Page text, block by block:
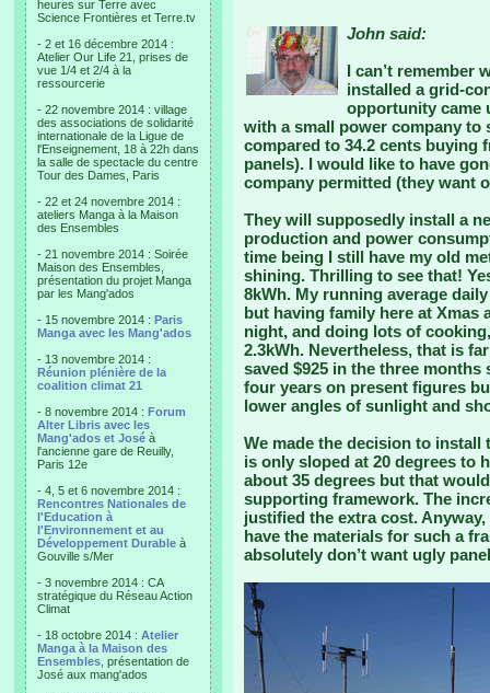
heures sur Terre avec
Science Frontières et Terre.tv
- 2 et 16 décembre 2014 :
Atelier Our Life 21, prises de
vue 1/4 et 2/4 à la
ressourcerie
- 22 novembre 2014 : village
des associations de solidarité
internationale de la Ligue de
l'Enseignement, 18 à 22h dans
la salle de spectacle du centre
Tour des Dames, Paris
- 22 et 24 novembre 2014 :
ateliers Manga à la Maison
des Ensembles
- 21 novembre 2014 : Soirée
Maison des Ensembles,
présentation du projet Manga
par les Mang'ados
- 15 novembre 2014 : Paris
Manga avec les Mang'ados
- 13 novembre 2014 :
Réunion plénière de la
coalition climat 21
- 8 novembre 2014 : Forum
Alter Libris avec les
Mang'ados et José à
l'ancienne gare de Reuilly,
Paris 12e
- 4, 5 et 6 novembre 2014 :
Rencontres Nationales de
l'Education à
l'Environnement et au
Développement Durable à
Gouville s/Mer
- 3 novembre 2014 : CA
stratégique du Réseau Action
Climat
- 18 octobre 2014 : Atelier
Manga à la Maison des
Ensembles , présentation de
José aux mang'ados
John said:
I can’t remember
installed a grid-
opportunity came
with a small power company to
compared to 34.2 cents buying
panels). I would like to have
company permitted (they want
They will supposedly install a
production and power
time being I still have my old
shining. Thrilling to see that!
8kWh. My running average
but having family here at
night, and doing lots of
2.3kWh. Nevertheless, that is
saved $925 in the three
four years on present figures
lower angles of sunlight and
We made the decision to
is only sloped at 20 degrees to
about 35 degrees but that
supporting framework. The
justified the extra cost.
have the materials for such a
absolutely don’t want ugly